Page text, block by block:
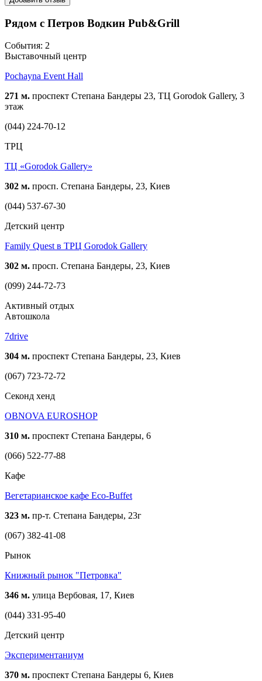
Рядом с Петров Водкин Pub&Grill
События: 2
Выставочный центр
Pochayna Event Hall
271 м. проспект Степана Бандеры 23, ТЦ Gorodok Gallerу, 3
этаж
(044) 224-70-12
ТРЦ
ТЦ «Gorodok Gallery»
302 м. просп. Степана Бандеры, 23, Киев
(044) 537-67-30
Детский центр
Family Quest в ТРЦ Gorodok Gallery
302 м. просп. Степана Бандеры, 23, Киев
(099) 244-72-73
Активный отдых
Автошкола
7drive
304 м. проспект Степана Бандеры, 23, Киев
(067) 723-72-72
Cеконд хенд
OBNOVA EUROSHOP
310 м. проспект Степана Бандеры, 6
(066) 522-77-88
Кафе
Вегетарианское кафе Eco-Buffet
323 м. пр-т. Степана Бандеры, 23г
(067) 382-41-08
Рынок
Книжный рынок "Петровка"
346 м. улица Вербовая, 17, Киев
(044) 331-95-40
Детский центр
Экспериментаниум
370 м. проспект Степана Бандеры 6, Киев